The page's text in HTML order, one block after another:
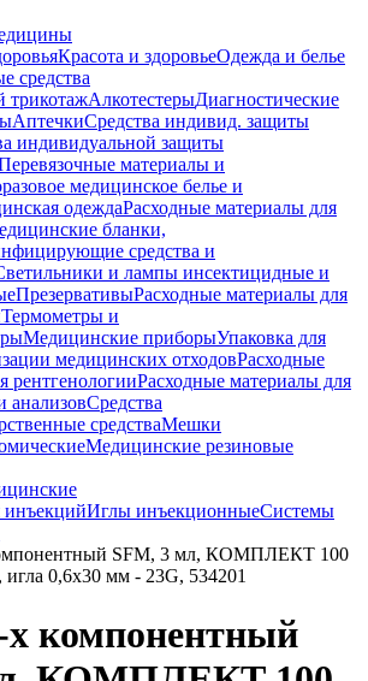
Красота и здоровьеОдежда и белье
средства
трикотажАлкотестерыДиагностические
АптечкиСредства индивид. защиты
индивидуальной защиты
материалы и
медицинское белье и
одеждаРасходные материалы для
бланки,
средства и
и лампы инсектицидные и
ПрезервативыРасходные материалы для
Термометры и
Медицинские приборыУпаковка для
медицинских отходовРасходные
рентгенологииРасходные материалы для
анализовСредства
средстваМешки
Медицинские резиновые
инъекцийИглы инъекционныеСистемы
SFM, 3 мл, КОМПЛЕКТ 100
игла 0,6х30 мм - 23G, 534201
компонентный